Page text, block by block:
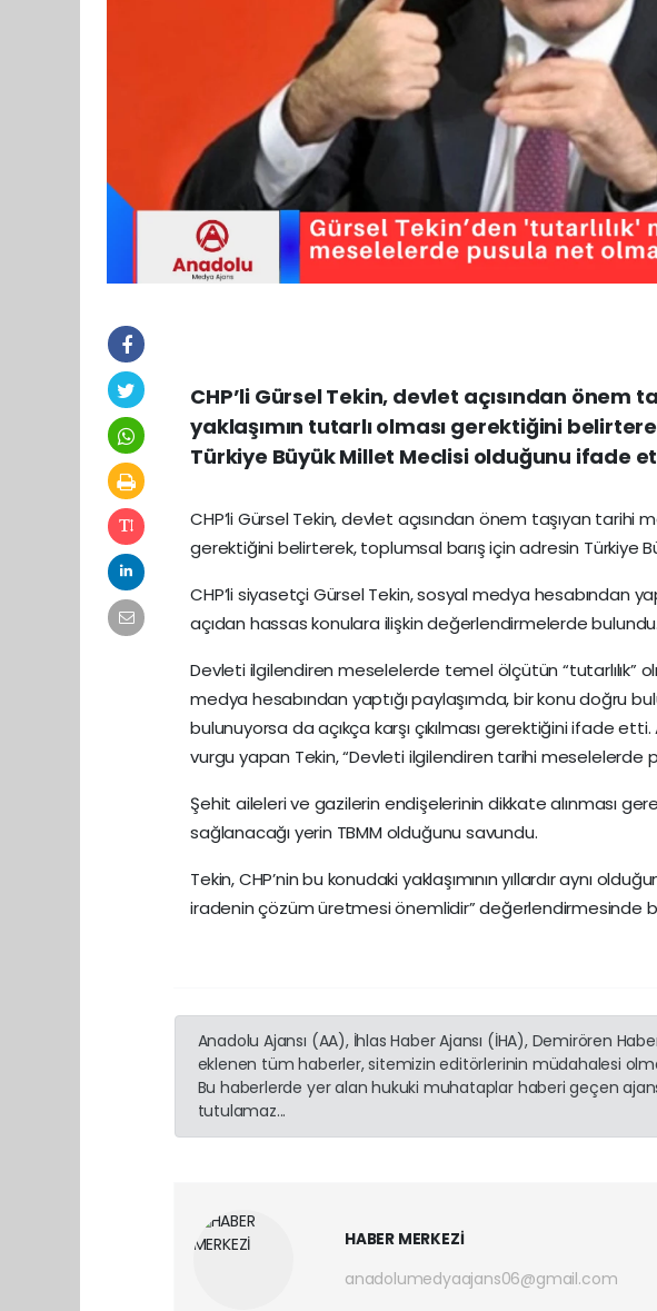
CHP’li Gürsel Tekin, devlet açısından önem
yaklaşımın tutarlı olması gerektiğini
Türkiye Büyük Millet Meclisi olduğunu ifade
CHP’li Gürsel Tekin, devlet açısından önem taşıyan tarihi
gerektiğini belirterek, toplumsal barış için adresin Türkiye
CHP’li siyasetçi Gürsel Tekin, sosyal medya hesabından
açıdan hassas konulara ilişkin değerlendirmelerde bulundu.
Devleti ilgilendiren meselelerde temel ölçütün “tutarlılık”
medya hesabından yaptığı paylaşımda, bir konu doğru
bulunuyorsa da açıkça karşı çıkılması gerektiğini ifade
vurgu yapan Tekin, “Devleti ilgilendiren tarihi meselelerde
Şehit aileleri ve gazilerin endişelerinin dikkate alınması
sağlanacağı yerin TBMM olduğunu savundu.
Tekin, CHP’nin bu konudaki yaklaşımının yıllardır aynı
iradenin çözüm üretmesi önemlidir” değerlendirmesinde
Anadolu Ajansı (AA), İhlas Haber Ajansı (İHA), Demirören
eklenen tüm haberler, sitemizin editörlerinin müdahalesi
Bu haberlerde yer alan hukuki muhataplar haberi geçen
tutulamaz...
HABER MERKEZİ
anadolumedyaajans06@gmail.com